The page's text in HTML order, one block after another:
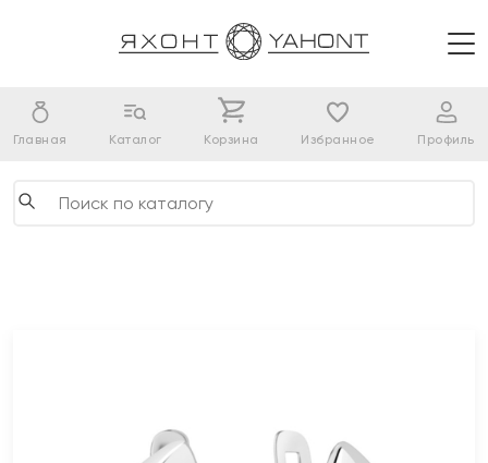
Главная Каталог Корзина Избранное Профиль